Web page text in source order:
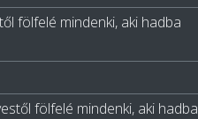
fölfelé mindenki, aki hadba
fölfelé mindenki, aki hadba